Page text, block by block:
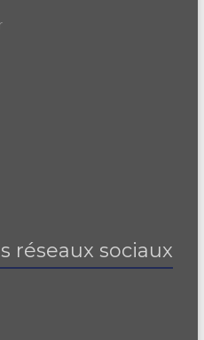
réseaux sociaux